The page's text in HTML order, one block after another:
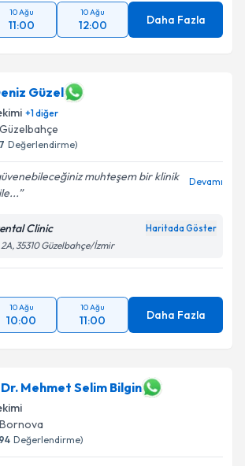
10 Ağu
11:00
10 Ağu
12:00 Daha Fazla
Güzel
+1diğer
Değerlendirme)
muhteşem bir klinik
Devamı
Clinic Haritada Göster
35310 Güzelbahçe/İzmir
10 Ağu
10:00
10 Ağu
11:00 Daha Fazla
Mehmet Selim Bilgin
Değerlendirme)